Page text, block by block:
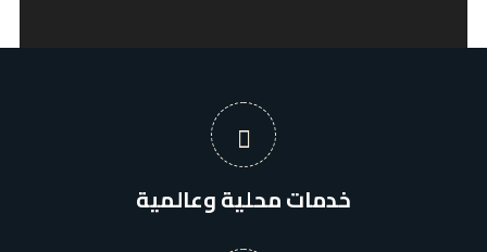
خدمات محلية وعالمية